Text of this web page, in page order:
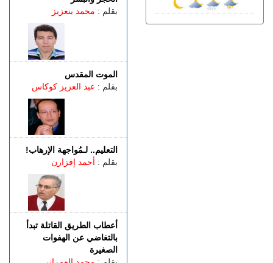
بقلم : محمد بنعزيز
الموت المقدس
بقلم : عبد العزيز كوكاس
التعليم.. لـمُواجهة الإرهاب!
بقلم : أحمد إفزارن
أعطاب الطريق القاتلة تبدأ
بالتغاضي عن الهفوات
الصغيرة
باستخدام مفاتيح مزورة..